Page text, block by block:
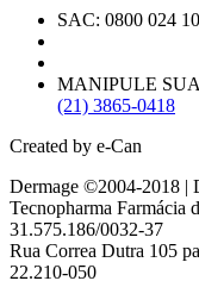
SAC: 0800 024
MANIPULE
(21) 3865-0418
Created by e-Can
Dermage ©2004-2018 |
Tecnopharma Farmácia
31.575.186/0032-37
Rua Correa Dutra 105
22.210-050